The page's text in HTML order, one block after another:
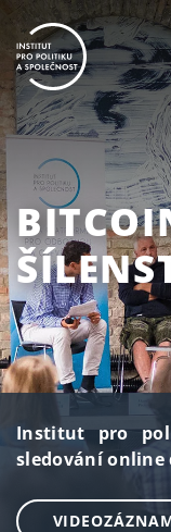
Institut pro
sledování